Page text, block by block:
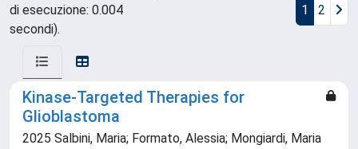
di esecuzione: 0.004
secondi).
1 2
Kinase-Targeted Therapies for
Glioblastoma
2025 Salbini, Maria; Formato, Alessia; Mongiardi, Maria